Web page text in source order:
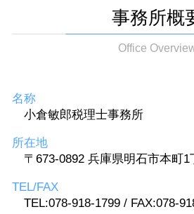
事務所概
Office
名称
小倉敏郎税理士事務所
所在地
〒673-0892 兵庫県明石市本町1
TEL/FAX
TEL:078-918-1799 / FAX:078-